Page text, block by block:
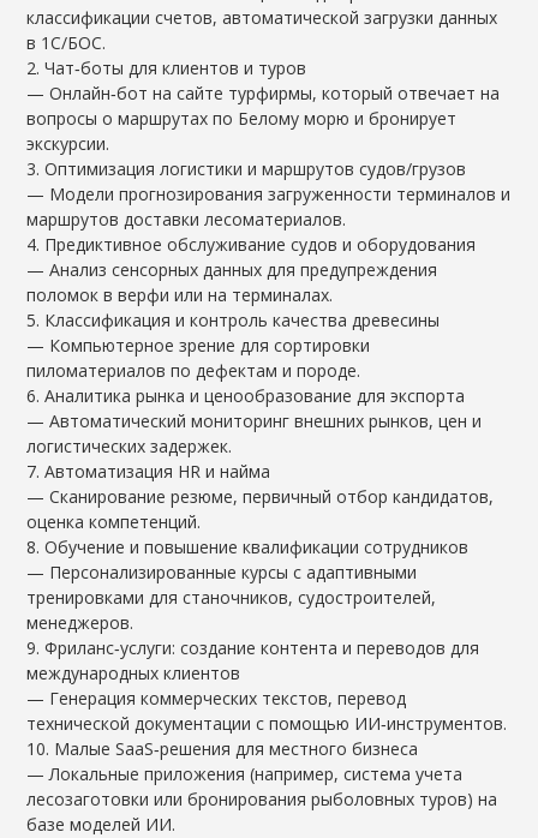
классификации счетов, автоматической загрузки данных
в 1С/БОС.
2. Чат‑боты для клиентов и туров
— Онлайн‑бот на сайте турфирмы, который отвечает на
вопросы о маршрутах по Белому морю и бронирует
экскурсии.
3. Оптимизация логистики и маршрутов судов/грузов
— Модели прогнозирования загруженности терминалов и
маршрутов доставки лесоматериалов.
4. Предиктивное обслуживание судов и оборудования
— Анализ сенсорных данных для предупреждения
поломок в верфи или на терминалах.
5. Классификация и контроль качества древесины
— Компьютерное зрение для сортировки
пиломатериалов по дефектам и породе.
6. Аналитика рынка и ценообразование для экспорта
— Автоматический мониторинг внешних рынков, цен и
логистических задержек.
7. Автоматизация HR и найма
— Сканирование резюме, первичный отбор кандидатов,
оценка компетенций.
8. Обучение и повышение квалификации сотрудников
— Персонализированные курсы с адаптивными
тренировками для станочников, судостроителей,
менеджеров.
9. Фриланс‑услуги: создание контента и переводов для
международных клиентов
— Генерация коммерческих текстов, перевод
технической документации с помощью ИИ‑инструментов.
10. Малые SaaS‑решения для местного бизнеса
— Локальные приложения (например, система учета
лесозаготовки или бронирования рыболовных туров) на
базе моделей ИИ.